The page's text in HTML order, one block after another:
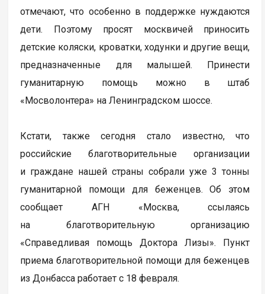
отмечают, что особенно в поддержке нуждаются
дети. Поэтому просят москвичей приносить
детские коляски, кроватки, ходунки и другие вещи,
предназначенные для малышей. Принести
гуманитарную помощь можно в штаб
«Мосволонтера» на Ленинградском шоссе.
Кстати, также сегодня стало известно, что
российские благотворительные организации
и граждане нашей страны собрали уже 3 тонны
гуманитарной помощи для беженцев. Об этом
сообщает АГН «Москва, ссылаясь
на благотворительную организацию
«Справедливая помощь Доктора Лизы». Пункт
приема благотворительной помощи для беженцев
из Донбасса работает с 18 февраля.